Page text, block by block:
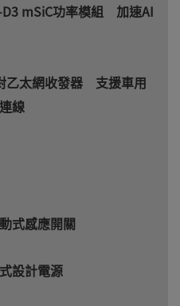
mSiC功率模組 加速AI
乙太網收發器 支援車用
線
式感應開關
設計電源